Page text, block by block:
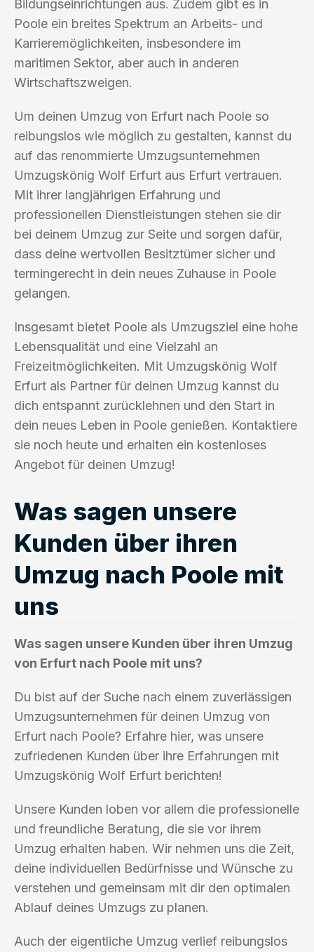
Bildungseinrichtungen aus. Zudem gibt es in
Poole ein breites Spektrum an Arbeits- und
Karrieremöglichkeiten, insbesondere im
maritimen Sektor, aber auch in anderen
Wirtschaftszweigen.
Um deinen Umzug von Erfurt nach Poole so
reibungslos wie möglich zu gestalten, kannst du
auf das renommierte Umzugsunternehmen
Umzugskönig Wolf Erfurt aus Erfurt vertrauen.
Mit ihrer langjährigen Erfahrung und
professionellen Dienstleistungen stehen sie dir
bei deinem Umzug zur Seite und sorgen dafür,
dass deine wertvollen Besitztümer sicher und
termingerecht in dein neues Zuhause in Poole
gelangen.
Insgesamt bietet Poole als Umzugsziel eine hohe
Lebensqualität und eine Vielzahl an
Freizeitmöglichkeiten. Mit Umzugskönig Wolf
Erfurt als Partner für deinen Umzug kannst du
dich entspannt zurücklehnen und den Start in
dein neues Leben in Poole genießen. Kontaktiere
sie noch heute und erhalten ein kostenloses
Angebot für deinen Umzug!
Was sagen unsere
Kunden über ihren
Umzug nach Poole mit
uns
Was sagen unsere Kunden über ihren Umzug
von Erfurt nach Poole mit uns?
Du bist auf der Suche nach einem zuverlässigen
Umzugsunternehmen für deinen Umzug von
Erfurt nach Poole? Erfahre hier, was unsere
zufriedenen Kunden über ihre Erfahrungen mit
Umzugskönig Wolf Erfurt berichten!
Unsere Kunden loben vor allem die professionelle
und freundliche Beratung, die sie vor ihrem
Umzug erhalten haben. Wir nehmen uns die Zeit,
deine individuellen Bedürfnisse und Wünsche zu
verstehen und gemeinsam mit dir den optimalen
Ablauf deines Umzugs zu planen.
Auch der eigentliche Umzug verlief reibungslos